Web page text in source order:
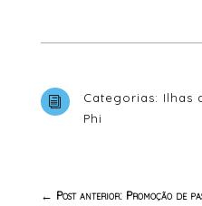
i Categorias: Ilhas
Phi
← Post anterior: Promoção de